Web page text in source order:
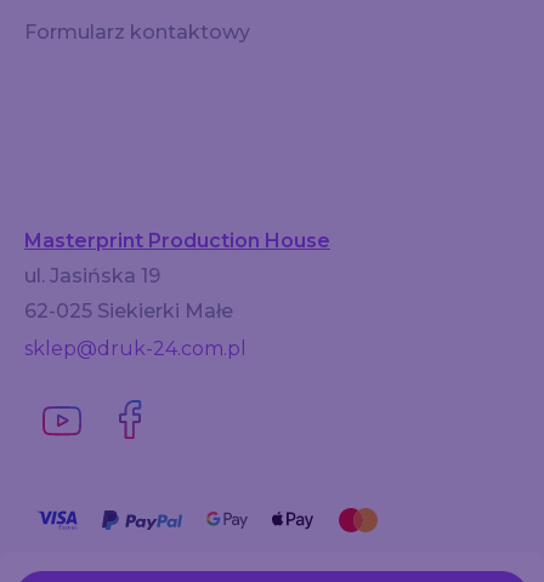
Formularz kontaktowy
Masterprint Production House
ul. Jasińska 19
62-025 Siekierki Małe
sklep@druk-24.com.pl